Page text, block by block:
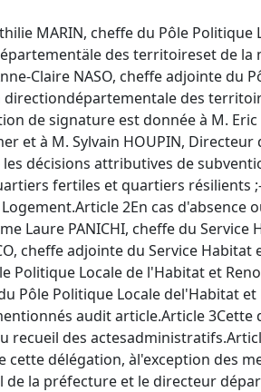
MARIN, cheffe du Pôle Politique
des territoireset de la
Claire NASO, cheffe adjointe du
des
de signature est donnée à M. Eric
et à M. Sylvain HOUPIN,
décisions attributives de
fertiles et quartiers résilients
2En cas d'absence
Laure PANICHI, cheffe du Service
cheffe adjointe du Service Habitat
Politique Locale de l'Habitat et
Pôle Politique Locale del'Habitat
audit article.Article 3Cette
recueil des
cette délégation, àl'exception des
de la préfecture et le directeur